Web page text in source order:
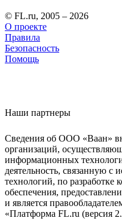
© FL.ru, 2005 – 2026
О проекте
Правила
Безопасность
Помощь
Наши партнеры
Сведения об ООО «Ваан»
организаций,
информационных
деятельность, связанную
технологий, по разработке
обеспечения,
и является
«Платформа FL.ru (версия